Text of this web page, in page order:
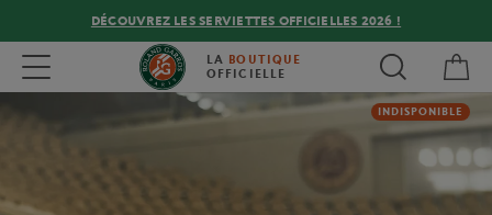
DÉCOUVREZ LES SERVIETTES OFFICIELLES 2026 !
Toggle navigation LA BOUTIQUE
OFFICIELLE
INDISPONIBLE